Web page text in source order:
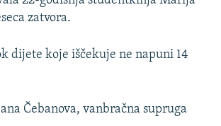
zatvora.
dijete koje iščekuje ne napuni 14
Čebanova, vanbračna supruga